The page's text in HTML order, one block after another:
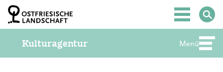
a
Hauptmenü
Kulturagentur Menü